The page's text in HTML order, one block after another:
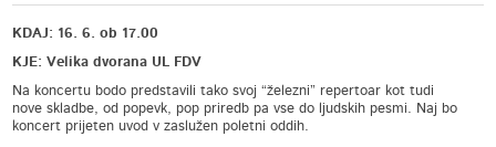
KDAJ: 16. 6. ob 17.00
KJE: Velika dvorana UL FDV
Na koncertu bodo predstavili tako svoj “železni” repertoar kot tudi
nove skladbe, od popevk, pop priredb pa vse do ljudskih pesmi. Naj bo
koncert prijeten uvod v zaslužen poletni oddih.